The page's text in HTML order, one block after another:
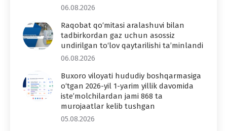
06.08.2026
Raqobat qo‘mitasi aralashuvi bilan
tadbirkordan gaz uchun asossiz
undirilgan to‘lov qaytarilishi ta’minlandi
06.08.2026
Buxoro viloyati hududiy boshqarmasiga
o‘tgan 2026-yil 1-yarim yillik davomida
iste’molchilardan jami 868 ta
murojaatlar kelib tushgan
05.08.2026